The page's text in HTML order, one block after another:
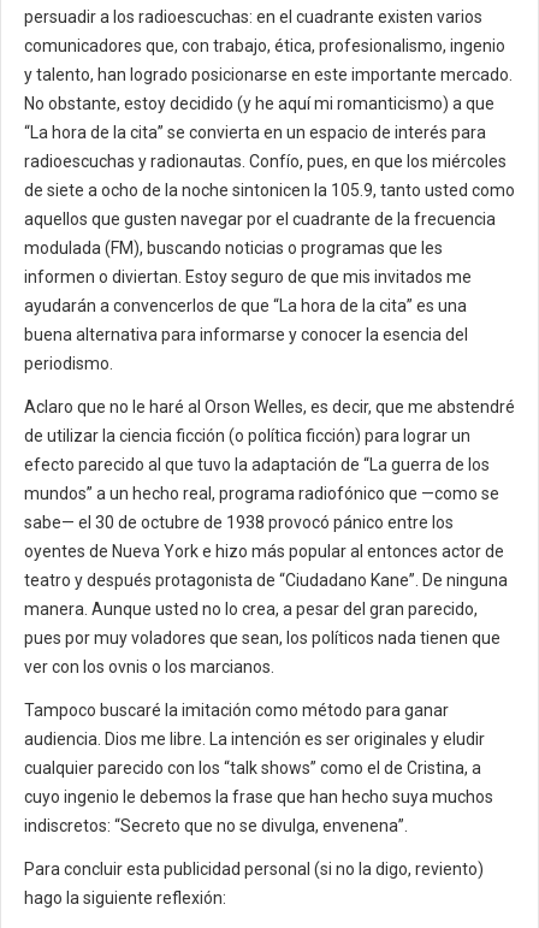
persuadir a los radioescuchas: en el cuadrante existen varios
comunicadores que, con trabajo, ética, profesionalismo, ingenio
y talento, han logrado posicionarse en este importante mercado.
No obstante, estoy decidido (y he aquí mi romanticismo) a que
“La hora de la cita” se convierta en un espacio de interés para
radioescuchas y radionautas. Confío, pues, en que los miércoles
de siete a ocho de la noche sintonicen la 105.9, tanto usted como
aquellos que gusten navegar por el cuadrante de la frecuencia
modulada (FM), buscando noticias o programas que les
informen o diviertan. Estoy seguro de que mis invitados me
ayudarán a convencerlos de que “La hora de la cita” es una
buena alternativa para informarse y conocer la esencia del
periodismo.
Aclaro que no le haré al Orson Welles, es decir, que me abstendré
de utilizar la ciencia ficción (o política ficción) para lograr un
efecto parecido al que tuvo la adaptación de “La guerra de los
mundos” a un hecho real, programa radiofónico que —como se
sabe— el 30 de octubre de 1938 provocó pánico entre los
oyentes de Nueva York e hizo más popular al entonces actor de
teatro y después protagonista de “Ciudadano Kane”. De ninguna
manera. Aunque usted no lo crea, a pesar del gran parecido,
pues por muy voladores que sean, los políticos nada tienen que
ver con los ovnis o los marcianos.
Tampoco buscaré la imitación como método para ganar
audiencia. Dios me libre. La intención es ser originales y eludir
cualquier parecido con los “talk shows” como el de Cristina, a
cuyo ingenio le debemos la frase que han hecho suya muchos
indiscretos: “Secreto que no se divulga, envenena”.
Para concluir esta publicidad personal (si no la digo, reviento)
hago la siguiente reflexión: